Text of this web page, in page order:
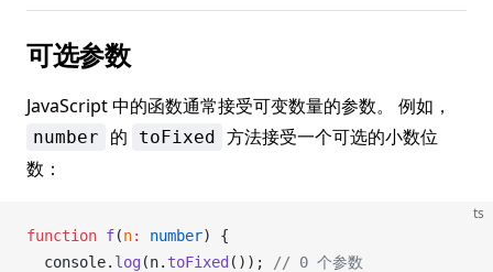
可选参数
JavaScript 中的函数通常接受可变数量的参数。 例如，
number 的 toFixed 方法接受一个可选的小数位
数：
ts
function f(n: number) {
console. log (n. toFixed ());
// 0 个参数